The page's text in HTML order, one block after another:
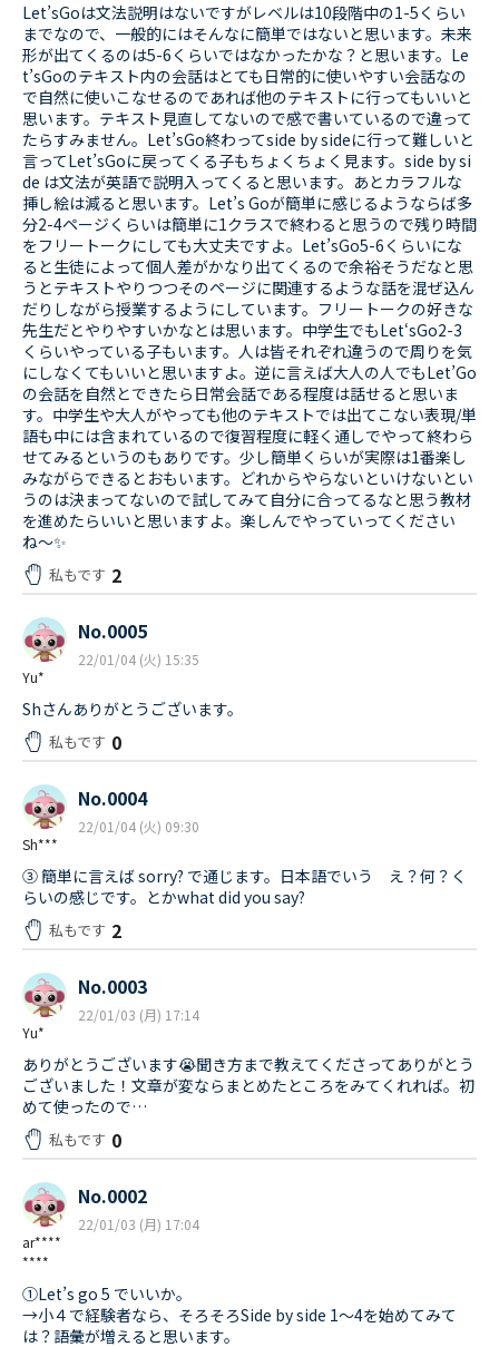
Let’sGoは文法説明はないですがレベルは10段階中の1-5くらい
までなので、一般的にはそんなに簡単ではないと思います。未来
形が出てくるのは5-6くらいではなかったかな？と思います。Le
t’sGoのテキスト内の会話はとても日常的に使いやすい会話なの
で自然に使いこなせるのであれば他のテキストに行ってもいいと
思います。テキスト見直してないので感で書いているので違って
たらすみません。Let’sGo終わってside by sideに行って難しいと
言ってLet’sGoに戻ってくる子もちょくちょく見ます。side by si
de は文法が英語で説明入ってくると思います。あとカラフルな
挿し絵は減ると思います。Let’s Goが簡単に感じるようならば多
分2-4ページくらいは簡単に1クラスで終わると思うので残り時間
をフリートークにしても大丈夫ですよ。Let’sGo5-6くらいにな
ると生徒によって個人差がかなり出てくるので余裕そうだなと思
うとテキストやりつつそのページに関連するような話を混ぜ込ん
だりしながら授業するようにしています。フリートークの好きな
先生だとやりやすいかなとは思います。中学生でもLet‘sGo2-3
くらいやっている子もいます。人は皆それぞれ違うので周りを気
にしなくてもいいと思いますよ。逆に言えば大人の人でもLet’Go
の会話を自然とできたら日常会話である程度は話せると思いま
す。中学生や大人がやっても他のテキストでは出てこない表現/単
語も中には含まれているので復習程度に軽く通しでやって終わら
せてみるというのもありです。少し簡単くらいが実際は1番楽し
みながらできるとおもいます。どれからやらないといけないとい
うのは決まってないので試してみて自分に合ってるなと思う教材
を進めたらいいと思いますよ。楽しんでやっていってください
ね〜✨
私もです 2
Yu*
No.0005
22/01/04 (火) 15:35
Shさんありがとうございます。
私もです 0
Sh***
No.0004
22/01/04 (火) 09:30
③ 簡単に言えば sorry? で通じます。日本語でいう え？何？く
らいの感じです。とかwhat did you say?
私もです 2
Yu*
No.0003
22/01/03 (月) 17:14
ありがとうございます😭聞き方まで教えてくださってありがとう
ございました！文章が変ならまとめたところをみてくれれば。初
めて使ったので…
私もです 0
ar****
****
No.0002
22/01/03 (月) 17:04
①Let’s go 5 でいいか。
→小４で経験者なら、そろそろSide by side 1〜4を始めてみて
は？語彙が増えると思います。